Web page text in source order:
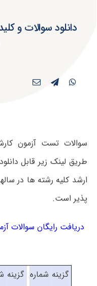
طریق لینک زیر قابل
پذیر است.
گزینه شماره گزینه